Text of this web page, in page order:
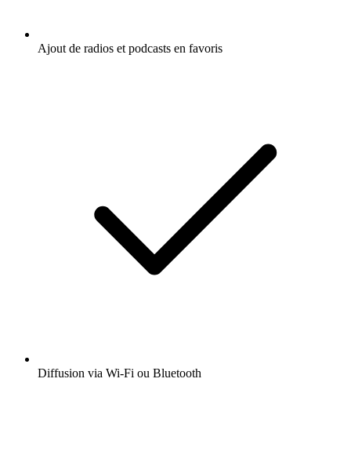
Ajout de radios et podcasts en favoris
Diffusion via Wi-Fi ou Bluetooth